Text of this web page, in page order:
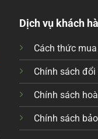
Dịch vụ khách
Cách thức
Chính sách đổi
Chính sách
Chính sách